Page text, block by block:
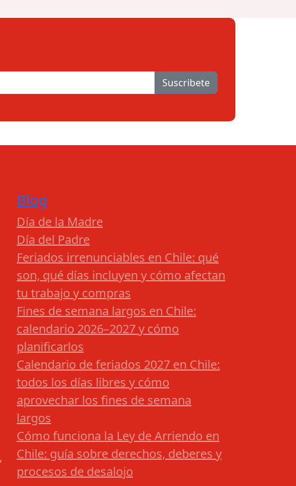
Suscribete
Blog
Día de la Madre
Día del Padre
Feriados irrenunciables en Chile: qué
son, qué días incluyen y cómo afectan
tu trabajo y compras
Fines de semana largos en Chile:
calendario 2026–2027 y cómo
planificarlos
Calendario de feriados 2027 en Chile:
todos los días libres y cómo
aprovechar los fines de semana
largos
Cómo funciona la Ley de Arriendo en
Chile: guía sobre derechos, deberes y
procesos de desalojo